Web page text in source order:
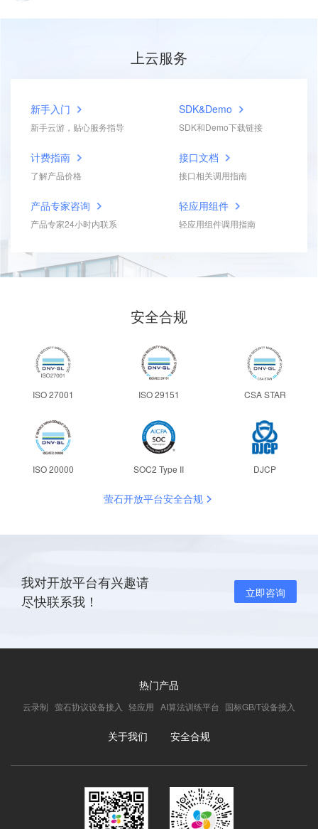
上云服务
新手入门
新手云游，贴心服务指导
SDK&Demo
SDK和Demo下载链接
计费指南
了解产品价格
接口文档
接口相关调用指南
产品专家咨询
产品专家24小时内联系
轻应用组件
轻应用组件调用指南
安全合规
ISO 27001 ISO 29151 CSA STAR
ISO 20000 SOC2 Type II DJCP
萤石开放平台安全合规
我对开放平台有兴趣请
尽快联系我！
立即咨询
热门产品
云录制 萤石协议设备接入 轻应用 AI算法训练平台 国标GB/T设备接入
关于我们 安全合规